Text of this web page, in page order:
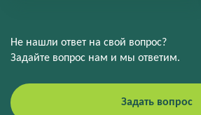
Не нашли ответ на свой вопрос?
Задайте вопрос нам и мы ответим.
Задать вопрос